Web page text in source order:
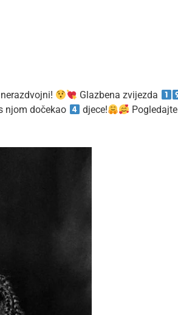
Glazbena zvijezda
njom dočekao
djece!
Pogledajte